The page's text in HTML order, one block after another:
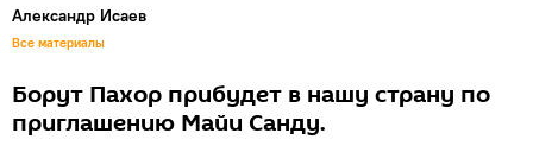
Александр Исаев
Все материалы
Борут Пахор прибудет в нашу страну по
приглашению Майи Санду.